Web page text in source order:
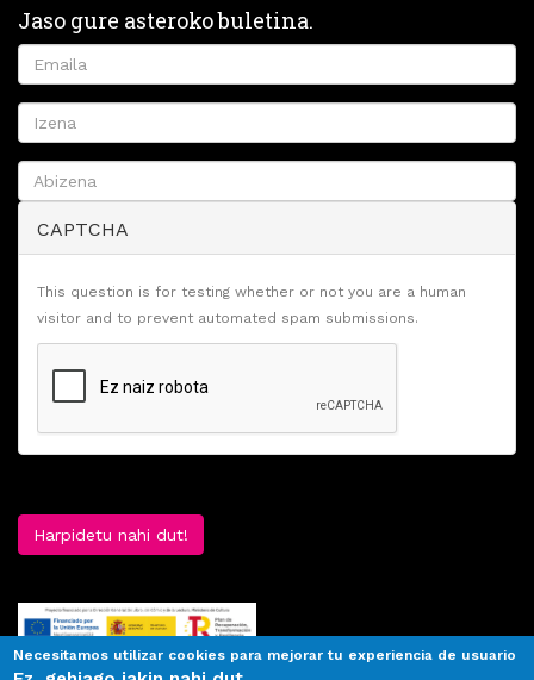
Jaso gure asteroko buletina.
CAPTCHA
This question is for testing whether or not you are a human
visitor and to prevent automated spam submissions.
Harpidetu nahi dut!
Necesitamos utilizar cookies para mejorar tu experiencia de usuario